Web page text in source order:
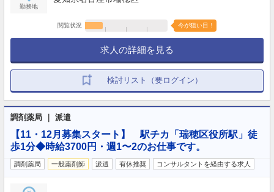
勤務地
閲覧状況 今が狙い目！
求人の詳細を見る
検討リスト（要ログイン）
調剤薬局 ｜ 派遣
【11・12月募集スタート】 駅チカ「瑞穂区役所駅」徒
歩1分◆時給3700円・週1〜2のお仕事です。
調剤薬局 一般薬剤師 派遣 有休推奨 コンサルタントを経由する求人